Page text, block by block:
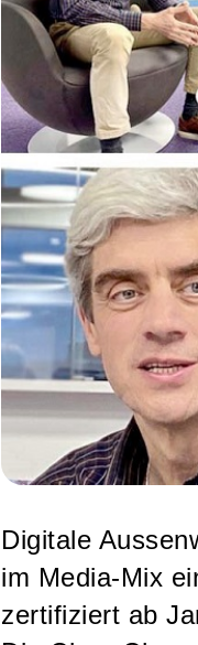
Digitale
im Media-Mix
zertifiziert ab